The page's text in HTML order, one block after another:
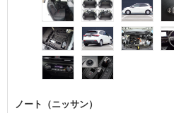
ノート（ニッサン）